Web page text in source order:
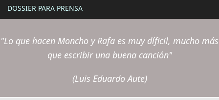
DOSSIER PARA PRENSA
"Lo que hacen Moncho y Rafa es muy díficil, mucho más
que escribir una buena canción"
(Luis Eduardo Aute)